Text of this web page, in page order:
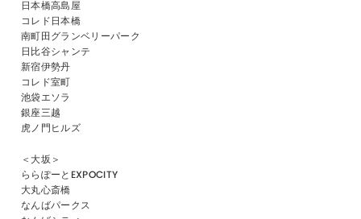
日本橋高島屋
コレド日本橋
南町田グランベリーパーク
日比谷シャンテ
新宿伊勢丹
コレド室町
池袋エソラ
銀座三越
虎ノ門ヒルズ
＜大坂＞
ららぽーとEXPOCITY
大丸心斎橋
なんばパークス